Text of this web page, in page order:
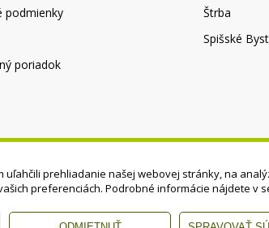
podmienky
poriadok
Štrba
Spišské
uľahčili prehliadanie našej webovej stránky, na
preferenciách. Podrobné informácie nájdete v